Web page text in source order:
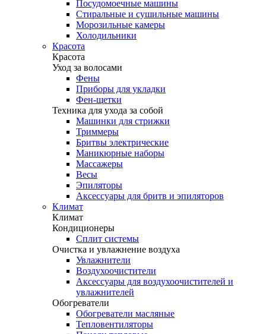
Посудомоечные машины
Стиральные и сушильные машины
Морозильные камеры
Холодильники
Красота
Красота
Уход за волосами
Фены
Приборы для укладки
Фен-щетки
Техника для ухода за собой
Машинки для стрижки
Триммеры
Бритвы электрические
Маникюрные наборы
Массажеры
Весы
Эпиляторы
Аксессуары для бритв и эпиляторов
Климат
Климат
Кондиционеры
Сплит системы
Очистка и увлажнение воздуха
Увлажнители
Воздухоочистители
Аксессуары для воздухоочистителей и
увлажнителей
Обогреватели
Обогреватели масляные
Тепловентиляторы